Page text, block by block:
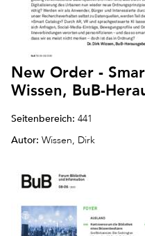
New Order -
Wissen, BuB-
Seitenbereich: 441
Autor: Wissen, Dirk